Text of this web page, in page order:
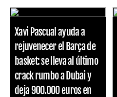
Xavi Pascual ayuda a
rejuvenecer el Barça de
basket: se lleva al último
crack rumbo a Dubai y
deja 900.000 euros en